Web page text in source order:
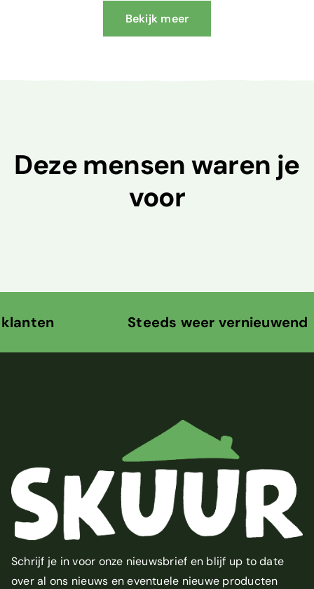
Bekijk meer
Deze mensen waren je
voor
weer vernieuwend Snel en
Schrijf je in voor onze nieuwsbrief en blijf up to date
over al ons nieuws en eventuele nieuwe producten